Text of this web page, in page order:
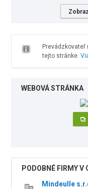
tejto stránke.
WEBOVÁ STRÁNKA
PODOBNÉ FIRMY V
Mindeulle